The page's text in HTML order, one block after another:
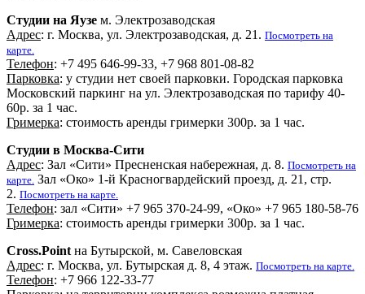
Студии на Яузе м. Электрозаводская
Адрес: г. Москва, ул. Электрозаводская, д. 21. Посмотреть на
карте.
Телефон: +7 495 646-99-33, +7 968 801-08-82
Парковка: у студии нет своей парковки. Городская парковка
Московский паркинг на ул. Электрозаводская по тарифу 40-
60р. за 1 час.
Гримерка: стоимость аренды гримерки 300р. за 1 час.
Студии в Москва-Сити
Адрес: Зал «Сити» Пресненская набережная, д. 8. Посмотреть на
карте. Зал «Око» 1-й Красногвардейский проезд, д. 21, стр.
2. Посмотреть на карте.
Телефон: зал «Сити» +7 965 370-24-99, «Око» +7 965 180-58-76
Гримерка: стоимость аренды гримерки 300р. за 1 час.
Cross.Point на Бутырской, м. Савеловская
Адрес: г. Москва, ул. Бутырская д. 8, 4 этаж. Посмотреть на карте.
Телефон: +7 966 122-33-77